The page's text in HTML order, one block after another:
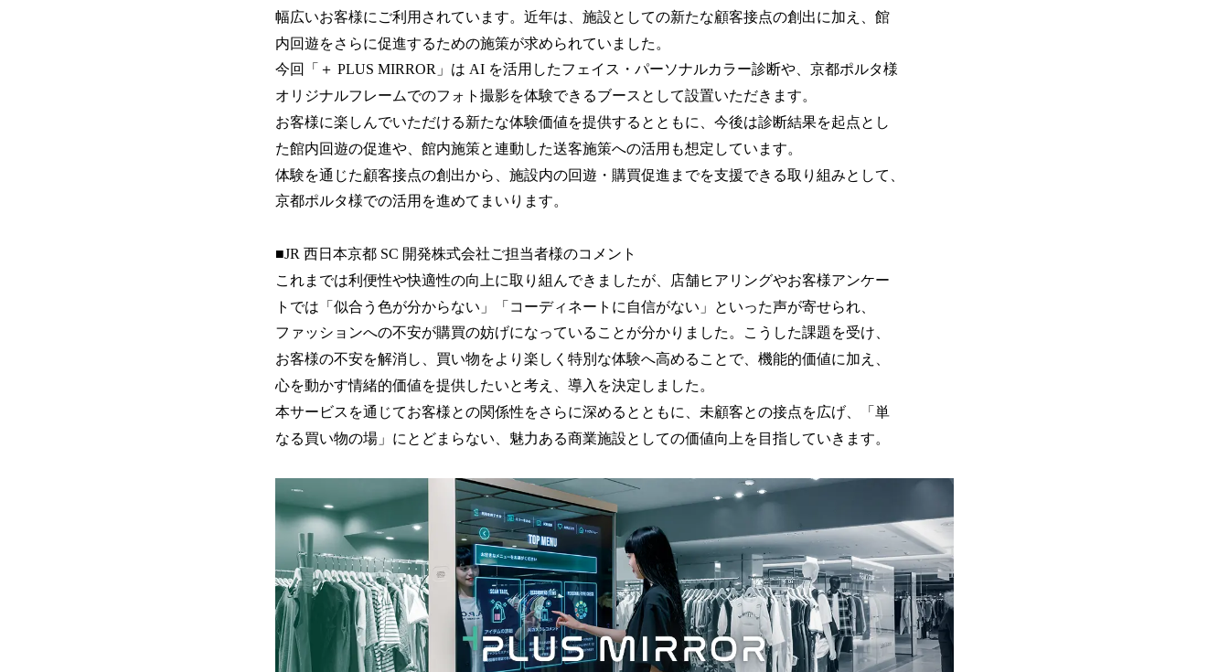
幅広いお客様にご利用されています。近年は、施設としての新たな顧客接点の創出に加え、館
内回遊をさらに促進するための施策が求められていました。
今回「＋ PLUS MIRROR」は AI を活用したフェイス・パーソナルカラー診断や、京都ポルタ様
オリジナルフレームでのフォト撮影を体験できるブースとして設置いただきます。
お客様に楽しんでいただける新たな体験価値を提供するとともに、今後は診断結果を起点とし
た館内回遊の促進や、館内施策と連動した送客施策への活用も想定しています。
体験を通じた顧客接点の創出から、施設内の回遊・購買促進までを支援できる取り組みとして、
京都ポルタ様での活用を進めてまいります。
■JR 西日本京都 SC 開発株式会社ご担当者様のコメント
これまでは利便性や快適性の向上に取り組んできましたが、店舗ヒアリングやお客様アンケー
トでは「似合う色が分からない」「コーディネートに自信がない」といった声が寄せられ、
ファッションへの不安が購買の妨げになっていることが分かりました。こうした課題を受け、
お客様の不安を解消し、買い物をより楽しく特別な体験へ高めることで、機能的価値に加え、
心を動かす情緒的価値を提供したいと考え、導入を決定しました。
本サービスを通じてお客様との関係性をさらに深めるとともに、未顧客との接点を広げ、「単
なる買い物の場」にとどまらない、魅力ある商業施設としての価値向上を目指していきます。